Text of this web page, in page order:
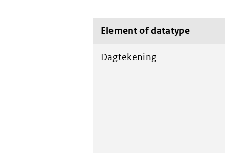
Element of datatype
Dagtekening